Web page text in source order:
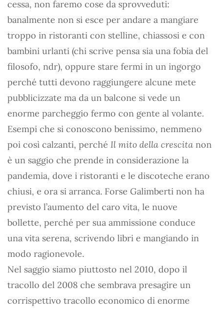
cessa, non faremo cose da sprovveduti:
banalmente non si esce per andare a mangiare
troppo in ristoranti con stelline, chiassosi e con
bambini urlanti (chi scrive pensa sia una fobia del
filosofo, ndr), oppure stare fermi in un ingorgo
perché tutti devono raggiungere alcune mete
pubblicizzate ma da un balcone si vede un
enorme parcheggio fermo con gente al volante.
Esempi che si conoscono benissimo, nemmeno
poi così calzanti, perché Il mito della crescita non
è un saggio che prende in considerazione la
pandemia, dove i ristoranti e le discoteche erano
chiusi, e ora si arranca. Forse Galimberti non ha
previsto l’aumento del caro vita, le nuove
bollette, perché per sua ammissione conduce
una vita serena, scrivendo libri e mangiando in
modo ragionevole.
Nel saggio siamo piuttosto nel 2010, dopo il
tracollo del 2008 che sembrava presagire un
corrispettivo tracollo economico di enorme